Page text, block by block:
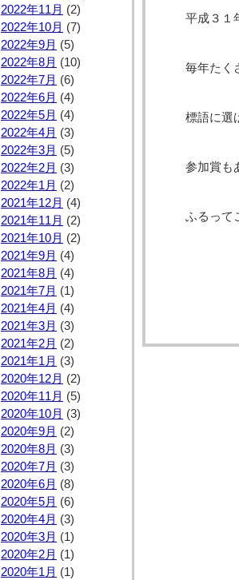
2022年11月 (2)
2022年10月 (7)
2022年9月 (5)
2022年8月 (10)
2022年7月 (6)
2022年6月 (4)
2022年5月 (4)
2022年4月 (3)
2022年3月 (5)
2022年2月 (3)
2022年1月 (2)
2021年12月 (4)
2021年11月 (2)
2021年10月 (2)
2021年9月 (4)
2021年8月 (4)
2021年7月 (1)
2021年4月 (4)
2021年3月 (3)
2021年2月 (2)
2021年1月 (3)
2020年12月 (2)
2020年11月 (5)
2020年10月 (3)
2020年9月 (2)
2020年8月 (3)
2020年7月 (3)
2020年6月 (8)
2020年5月 (6)
2020年4月 (3)
2020年3月 (1)
2020年2月 (1)
2020年1月 (1)
平成３１
毎年たく
標語に選
参加賞も
ふるって